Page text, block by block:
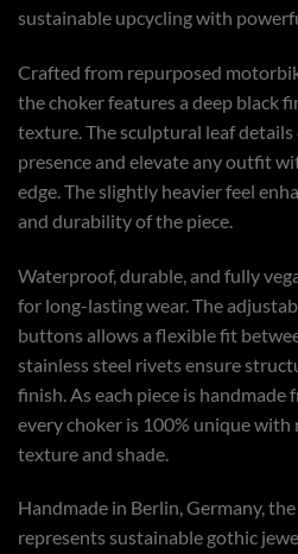
sustainable upcycling with
Crafted from repurposed
the choker features a deep black
texture. The sculptural leaf details
presence and elevate any outfit
edge. The slightly heavier feel
and durability of the piece.
Waterproof, durable, and fully
for long-lasting wear. The
buttons allows a flexible fit
stainless steel rivets ensure
finish. As each piece is handmade
every choker is 100% unique
texture and shade.
Handmade in Berlin, Germany,
represents sustainable gothic